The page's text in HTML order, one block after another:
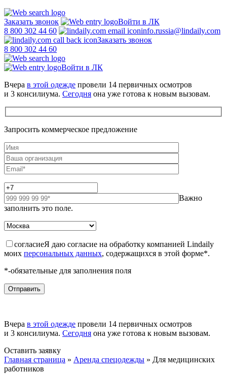
Заказать звонок
Войти в ЛК
8 800 302 44 60
info.russia@lindaily.com
Заказать звонок
8 800 302 44 60
Войти в ЛК
Вчера в этой одежде провели 14 первичных осмотров
и 3 консилиума. Сегодня она уже готова к новым вызовам.
Запросить коммерческое предложение
Важно
заполнить это поле.
согласиеЯ даю согласие на обработку компанией Lindaily
моих персональных данных, содержащихся в этой форме*.
*-обязательные для заполнения поля
Вчера в этой одежде провели 14 первичных осмотров
и 3 консилиума. Сегодня она уже готова к новым вызовам.
Оставить заявку
Главная страница » Аренда спецодежды » Для медицинских
работников